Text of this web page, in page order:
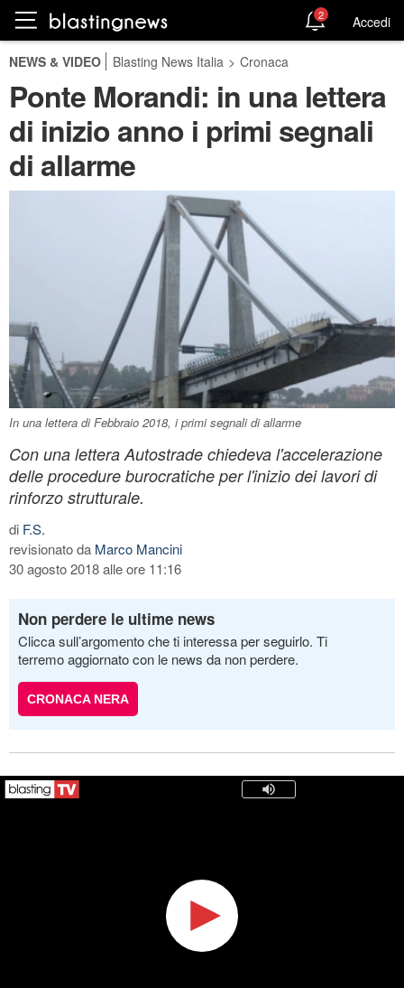
2 Accedi
NEWS & VIDEO Blasting News Italia > Cronaca
Ponte Morandi: in una lettera
di inizio anno i primi segnali
di allarme
In una lettera di Febbraio 2018, i primi segnali di allarme
Con una lettera Autostrade chiedeva l'accelerazione
delle procedure burocratiche per l'inizio dei lavori di
rinforzo strutturale.
di F.S.
revisionato da Marco Mancini
30 agosto 2018 alle ore 11:16
Non perdere le ultime news
Clicca sull’argomento che ti interessa per seguirlo. Ti
terremo aggiornato con le news da non perdere.
CRONACA NERA